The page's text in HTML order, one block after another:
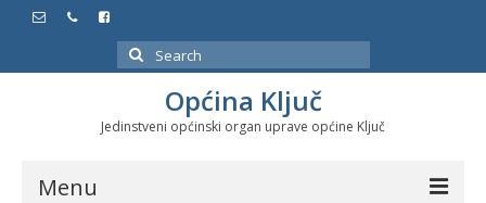
Search
for:
Općina Ključ
Jedinstveni općinski organ uprave općine Ključ
Menu